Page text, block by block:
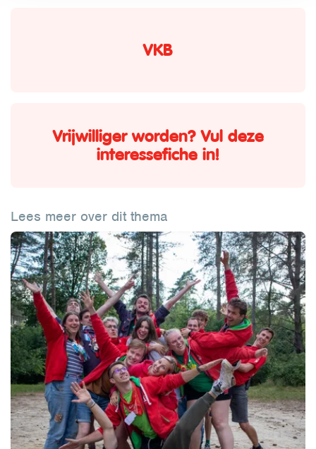
VKB
Vrijwilliger worden? Vul deze
interessefiche in!
Lees meer over dit thema